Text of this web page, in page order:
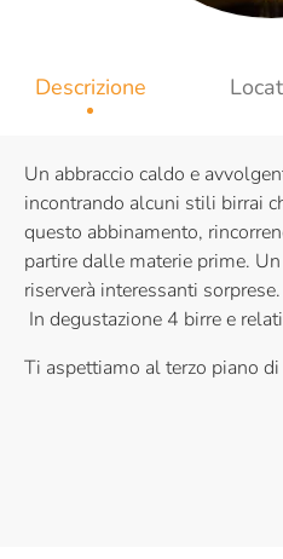
Descrizione
Un abbraccio caldo e
incontrando alcuni stili birrai
questo abbinamento,
partire dalle materie prime. Un
riserverà interessanti sorprese.
In degustazione 4 birre e
Ti aspettiamo al terzo piano